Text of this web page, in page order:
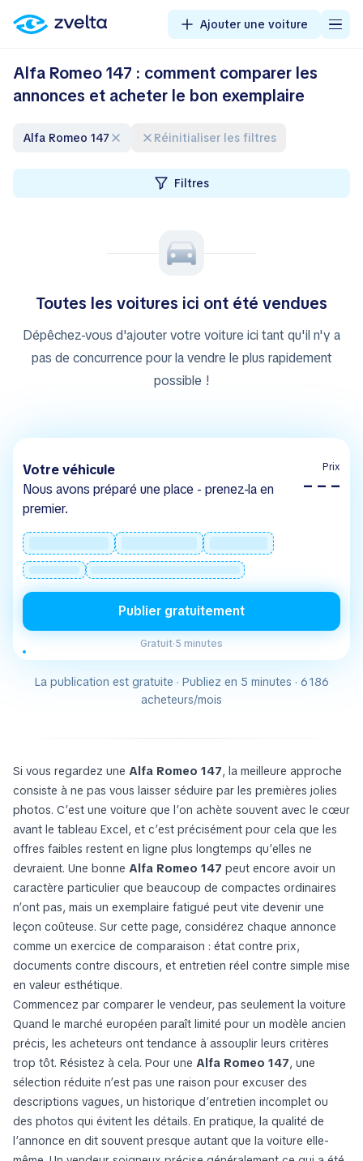
Ajouter une voiture
Alfa Romeo 147 : comment comparer les
annonces et acheter le bon exemplaire
Alfa Romeo 147 Réinitialiser les filtres
Filtres
Toutes les voitures ici ont été vendues
Dépêchez-vous d'ajouter votre voiture ici tant qu'il n'y a
pas de concurrence pour la vendre le plus rapidement
possible !
Votre véhicule
Nous avons préparé une place - prenez-la en
premier.
Prix
– – –
Publier gratuitement
Gratuit·5 minutes
La publication est gratuite · Publiez en 5 minutes · 6 186
acheteurs/mois
Si vous regardez une Alfa Romeo 147, la meilleure approche
consiste à ne pas vous laisser séduire par les premières jolies
photos. C’est une voiture que l’on achète souvent avec le cœur
avant le tableau Excel, et c’est précisément pour cela que les
offres faibles restent en ligne plus longtemps qu’elles ne
devraient. Une bonne Alfa Romeo 147 peut encore avoir un
caractère particulier que beaucoup de compactes ordinaires
n’ont pas, mais un exemplaire fatigué peut vite devenir une
leçon coûteuse. Sur cette page, considérez chaque annonce
comme un exercice de comparaison : état contre prix,
documents contre discours, et entretien réel contre simple mise
en valeur esthétique.
Commencez par comparer le vendeur, pas seulement la voiture
Quand le marché européen paraît limité pour un modèle ancien
précis, les acheteurs ont tendance à assouplir leurs critères
trop tôt. Résistez à cela. Pour une Alfa Romeo 147, une
sélection réduite n’est pas une raison pour excuser des
descriptions vagues, un historique d’entretien incomplet ou
des photos qui évitent les détails. En pratique, la qualité de
l’annonce en dit souvent presque autant que la voiture elle-